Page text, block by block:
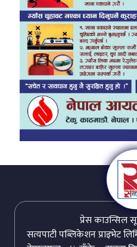
प्रेस काउन्सिल
सत्यपाटी पब्लिकेशन प्राइभेट